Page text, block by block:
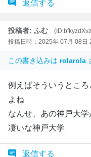
返信する
投稿者: ふむ
投稿日時：2025年 07月 08日
この書き込みは rolarola
例えばそういうとこ
よね
なんせ、あの神戸大
凄いな神戸大学
返信する